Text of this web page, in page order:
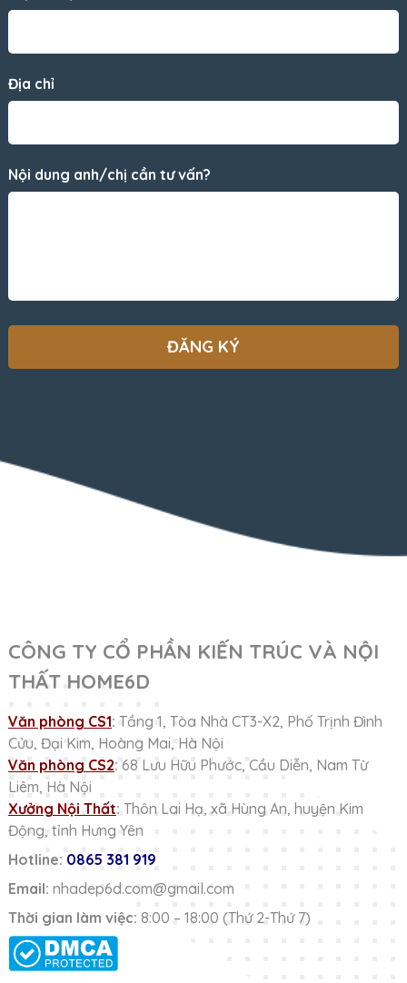
Địa chỉ
Nội dung anh/chị cần tư vấn?
CÔNG TY CỔ PHẦN KIẾN TRÚC VÀ NỘI
THẤT HOME6D
Văn phòng CS1: Tầng 1, Tòa Nhà CT3-X2, Phố Trịnh Đình
Cửu, Đại Kim, Hoàng Mai, Hà Nội
Văn phòng CS2: 68 Lưu Hữu Phước, Cầu Diễn, Nam Từ
Liêm, Hà Nội
Xưởng Nội Thất: Thôn Lai Hạ, xã Hùng An, huyện Kim
Động, tỉnh Hưng Yên
Hotline: 0865 381 919
Email: nhadep6d.com@gmail.com
Thời gian làm việc: 8:00 – 18:00 (Thứ 2-Thứ 7)